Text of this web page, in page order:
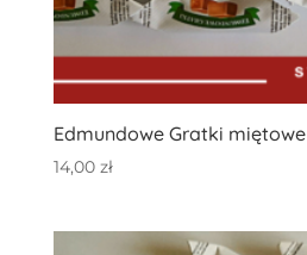
Edmundowe Gratki miętowe
14,00 zł